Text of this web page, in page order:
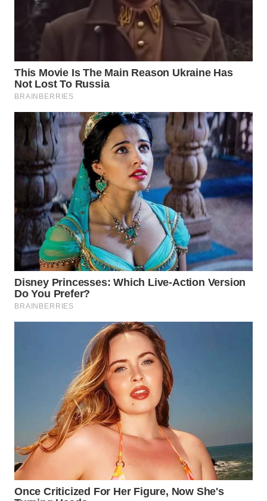
WN
BOROBUDUR
WN
MADURA
SURABAYA
WN
NATUNA
WN
BINTAN
WN
MANDALIKA
WN
LIKUPANG
WAHANA
NEWS